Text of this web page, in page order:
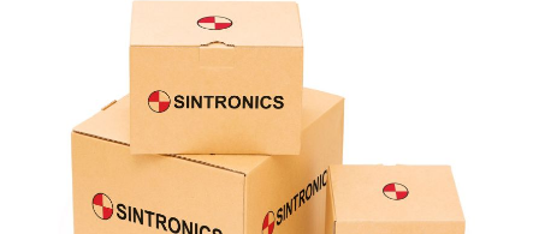
módulos antiguos a un alto nivel técnico o sustitución
de módulos descontinuados por módulos del propio